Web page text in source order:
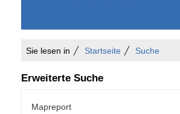
Sie lesen in Startseite Suche
Erweiterte Suche